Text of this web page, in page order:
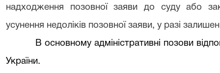
надходження позовної заяви до суду або
усунення недоліків позовної заяви, у разі
В основному адміністративні позови
України.